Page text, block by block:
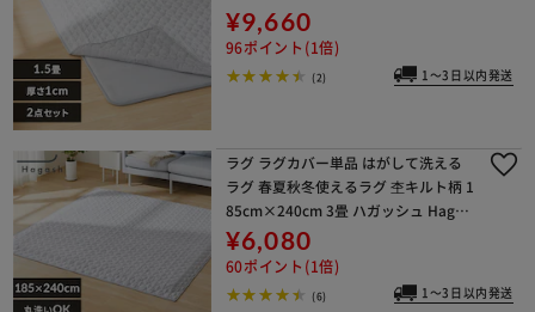
シュ Hagash グレー HAGSM10-1318
¥9,660
96ポイント(1倍)
(2) 1～3日以内発送
ラグ ラグカバー単品 はがして洗える
ラグ 春夏秋冬使えるラグ 杢キルト柄 1
85cm×240cm 3畳 ハガッシュ Hagas
h HAGCM-1824
¥6,080
60ポイント(1倍)
(6) 1～3日以内発送